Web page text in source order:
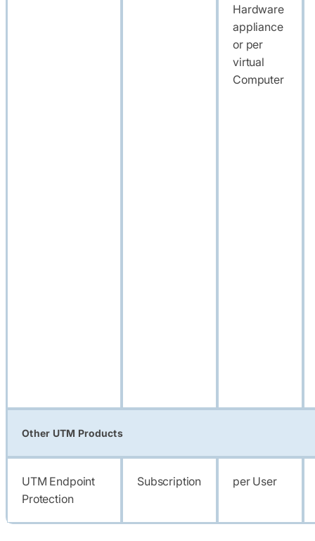
Hardware
appliance
or per
virtual
Computer
Other UTM Products
UTM Endpoint
Protection
Subscription per User